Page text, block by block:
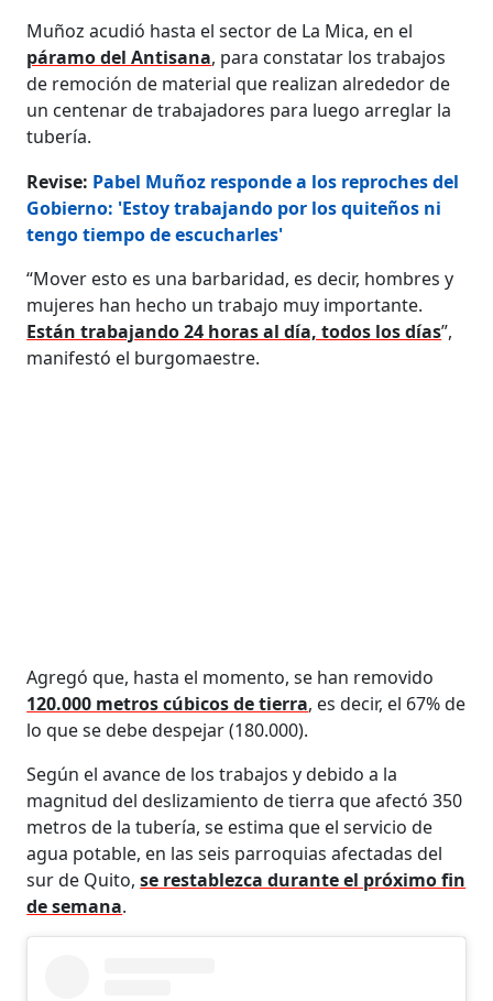
Muñoz acudió hasta el sector de La Mica, en el
páramo del Antisana, para constatar los trabajos
de remoción de material que realizan alrededor de
un centenar de trabajadores para luego arreglar la
tubería.
Revise: Pabel Muñoz responde a los reproches del
Gobierno: 'Estoy trabajando por los quiteños ni
tengo tiempo de escucharles'
“Mover esto es una barbaridad, es decir, hombres y
mujeres han hecho un trabajo muy importante.
Están trabajando 24 horas al día, todos los días”,
manifestó el burgomaestre.
Agregó que, hasta el momento, se han removido
120.000 metros cúbicos de tierra, es decir, el 67% de
lo que se debe despejar (180.000).
Según el avance de los trabajos y debido a la
magnitud del deslizamiento de tierra que afectó 350
metros de la tubería, se estima que el servicio de
agua potable, en las seis parroquias afectadas del
sur de Quito,se restablezca durante el próximo fin
de semana.